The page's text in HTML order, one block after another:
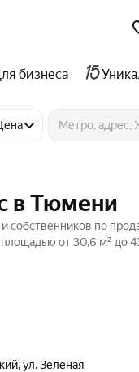
бизнеса
в Тюмени
по
от 30,6 м² до
,ул. Зеленая